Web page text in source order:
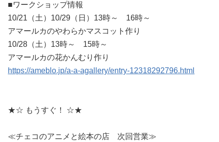
■ワークショップ情報
10/21（土）10/29（日）13時～ 16時～
アマールカのやわらかマスコット作り
10/28（土）13時～ 15時～
アマールカの花かんむり作り
https://ameblo.jp/a-a-agallery/entry-12318292796.html
★☆ もうすぐ！ ☆★
≪チェコのアニメと絵本の店 次回営業≫